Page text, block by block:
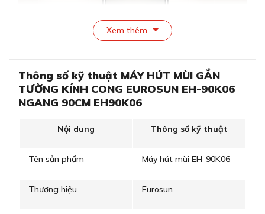
trọng, tạo điểm nhấn cho căn bếp
kế với dạng kính cong độc đáo và hiện đại. Thân máy
Tempered dày 5.5mm tạo nên sự sang trọng cho căn
Xem thêm
Thông số kỹ thuật MÁY HÚT MÙI GẮN
TƯỜNG KÍNH CONG EUROSUN EH-90K06
NGANG 90CM EH90K06
Nội dung Thông số kỹ thuật
Tên sản phẩm Máy hút mùi EH-90K06
Thương hiệu Eurosun